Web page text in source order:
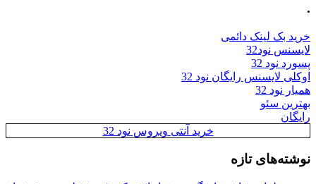
.
خرید بک لینک دائمی
لایسنس نود32
پسورد نود 32
اوکلی لایسنس رایگان نود 32
همیار نود 32
بهترین سئو
رایگان
خرید آنتی ویروس نود 32
نوشته‌های تازه